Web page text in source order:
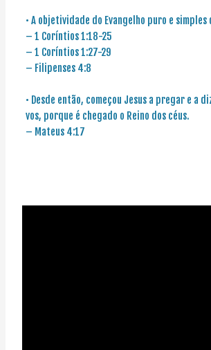
• A objetividade do Evangelho puro e simples
– 1 Coríntios 1:18-25
– 1 Coríntios 1:27-29
– Filipenses 4:8
• Desde então, começou Jesus a pregar e a
vos, porque é chegado o Reino dos céus.
– Mateus 4:17